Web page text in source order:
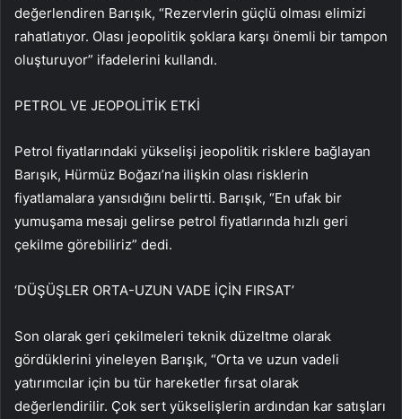
değerlendiren Barışık, “Rezervlerin güçlü olması elimizi
rahatlatıyor. Olası jeopolitik şoklara karşı önemli bir tampon
oluşturuyor” ifadelerini kullandı.
PETROL VE JEOPOLİTİK ETKİ
Petrol fiyatlarındaki yükselişi jeopolitik risklere bağlayan
Barışık, Hürmüz Boğazı’na ilişkin olası risklerin
fiyatlamalara yansıdığını belirtti. Barışık, “En ufak bir
yumuşama mesajı gelirse petrol fiyatlarında hızlı geri
çekilme görebiliriz” dedi.
‘DÜŞÜŞLER ORTA-UZUN VADE İÇİN FIRSAT’
Son olarak geri çekilmeleri teknik düzeltme olarak
gördüklerini yineleyen Barışık, “Orta ve uzun vadeli
yatırımcılar için bu tür hareketler fırsat olarak
değerlendirilir. Çok sert yükselişlerin ardından kar satışları